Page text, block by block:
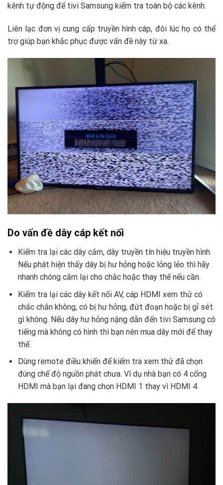
kênh tự động để tivi Samsung kiểm tra toàn bộ các kênh.
Liên lạc đơn vị cung cấp truyền hình cáp, đôi lúc họ có thể
trợ giúp bạn khắc phục được vấn đề này từ xa.
Do vấn đề dây cáp kết nối
Kiểm tra lại các dây cắm, dây truyền tín hiệu truyền hình.
Nếu phát hiện thấy dây bị hư hỏng hoặc lỏng lẻo thì hãy
nhanh chóng cắm lại cho chắc hoặc thay thế nếu cần.
Kiểm tra lại các dây kết nối AV, cáp HDMI xem thử có
chắc chắn không, có bị hư hỏng, đứt đoạn hoặc bị gỉ sét
gì không. Nếu dây hư hỏng nặng dẫn đến tivi Samsung có
tiếng mà không có hình thì bạn nên mua dây mới để thay
thế.
Dùng remote điều khiển để kiểm tra xem thử đã chọn
đúng chế độ nguồn phát chưa. Ví dụ nhà bạn có 4 cổng
HDMI mà bạn lại đang chọn HDMI 1 thay vì HDMI 4.